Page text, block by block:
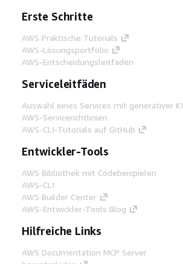
Erste Schritte
AWS Praktische Tutorials
AWS-Lösungsportfolio
AWS-Entscheidungsleitfäden
Serviceleitfäden
Auswahl eines Services mit generativer KI
AWS-Servicerichtlinien
AWS-CLI-Tutorials auf GitHub
Entwickler-Tools
AWS Bibliothek mit Codebeispielen
AWS-CLI
AWS Builder Center
AWS-Entwickler-Tools Blog
Hilfreiche Links
AWS Documentation MCP Server
herunterladen